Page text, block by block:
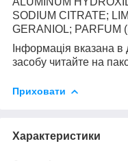
SODIUM CITRATE;
GERANIOL; PARFUM
Інформація вказана в
засобу читайте на
Приховати
Характеристики